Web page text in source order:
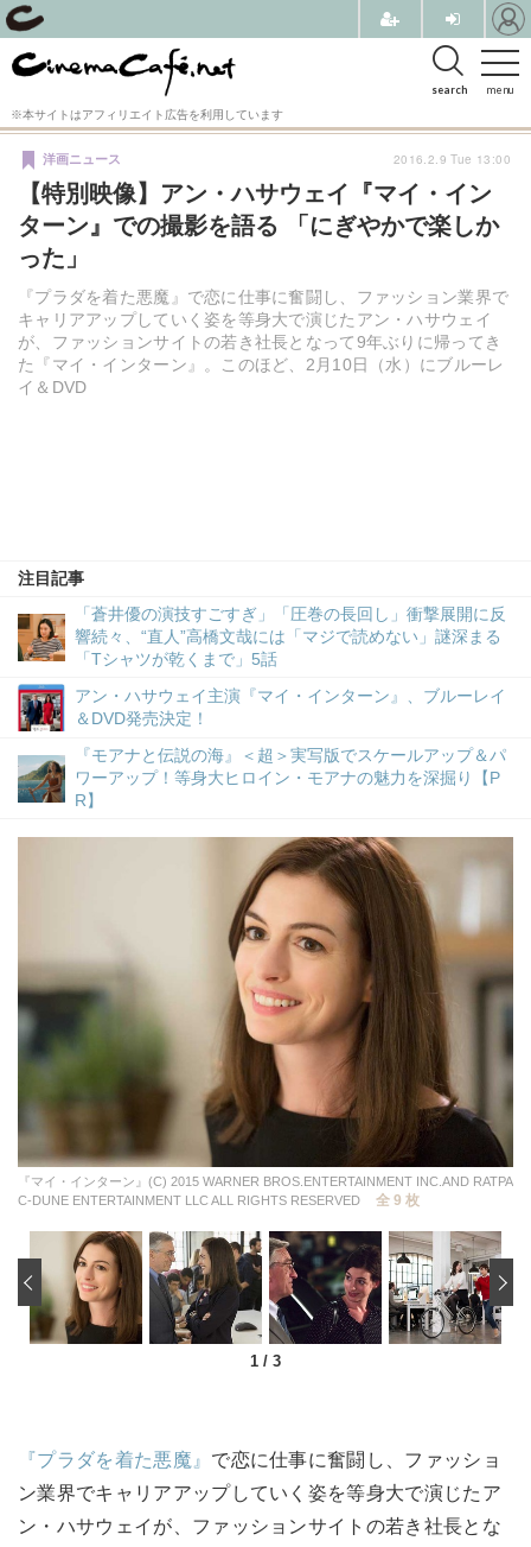
menu
search
※本サイトはアフィリエイト広告を利用しています
【特別映像】アン・ハサウェイ『マイ・イン
ターン』での撮影を語る 「にぎやかで楽しか
った」
『プラダを着た悪魔』で恋に仕事に奮闘し、ファッション業界で
キャリアアップしていく姿を等身大で演じたアン・ハサウェイ
が、ファッションサイトの若き社長となって9年ぶりに帰ってき
た『マイ・インターン』。このほど、2月10日（水）にブルーレ
イ＆DVD
洋画ニュース
注目記事
「蒼井優の演技すごすぎ」「圧巻の長回し」衝撃展開に反
響続々、“直人”高橋文哉には「マジで読めない」謎深まる
「Tシャツが乾くまで」5話
アン・ハサウェイ主演『マイ・インターン』、ブルーレイ
＆DVD発売決定！
『モアナと伝説の海』＜超＞実写版でスケールアップ＆パ
ワーアップ！等身大ヒロイン・モアナの魅力を深掘り【P
R】
2016.2.9 Tue 13:00
『マイ・インターン』(C) 2015 WARNER BROS.ENTERTAINMENT INC.AND RATPA
C-DUNE ENTERTAINMENT LLC ALL RIGHTS RESERVED
全 9 枚
1 / 3
‹
『プラダを着た悪魔』 で恋に仕事に奮闘し、ファッショ
ン業界でキャリアアップしていく姿を等身大で演じたア
ン・ハサウェイが、ファッションサイトの若き社長とな